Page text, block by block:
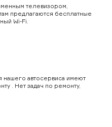
телевизором,
предлагаются бесплатные
Wi-Fi.
нашего автосервиса имеют
. Нет задач по ремонту,